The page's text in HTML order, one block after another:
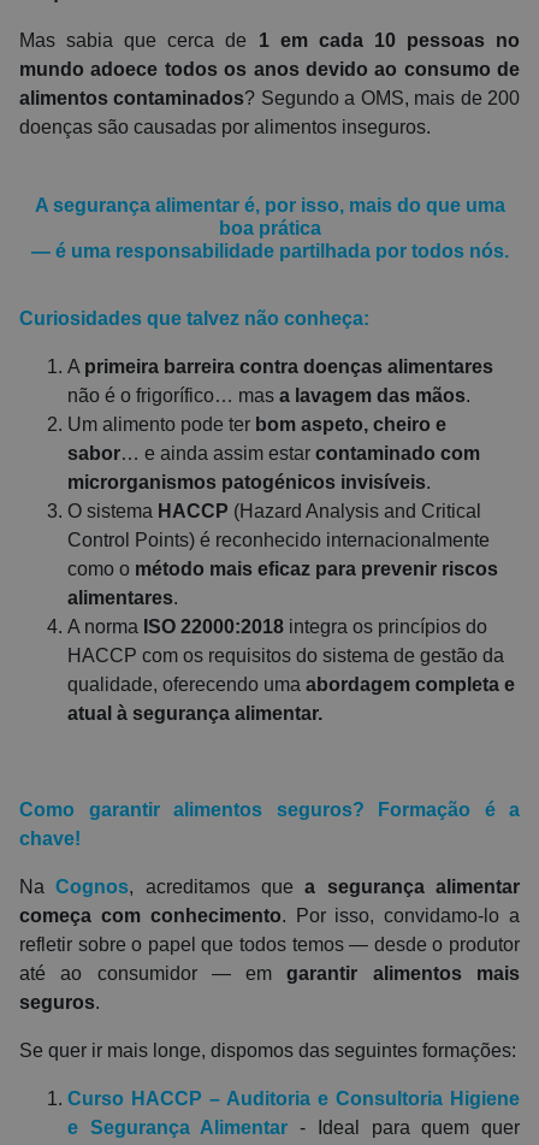
Mas sabia que cerca de 1 em cada 10 pessoas no
mundo adoece todos os anos devido ao consumo de
alimentos contaminados? Segundo a OMS, mais de 200
doenças são causadas por alimentos inseguros.
A segurança alimentar é, por isso, mais do que uma
boa prática
— é uma responsabilidade partilhada por todos nós.
Curiosidades que talvez não conheça:
A primeira barreira contra doenças alimentares
não é o frigorífico… mas a lavagem das mãos.
Um alimento pode ter bom aspeto, cheiro e
sabor… e ainda assim estar contaminado com
microrganismos patogénicos invisíveis.
O sistema HACCP (Hazard Analysis and Critical
Control Points) é reconhecido internacionalmente
como o método mais eficaz para prevenir riscos
alimentares.
A norma ISO 22000:2018 integra os princípios do
HACCP com os requisitos do sistema de gestão da
qualidade, oferecendo uma abordagem completa e
atual à segurança alimentar.
Como garantir alimentos seguros? Formação é a
chave!
NaCognos, acreditamos quea segurança alimentar
começa com conhecimento. Por isso, convidamo-lo a
refletir sobre o papel que todos temos — desde o produtor
até ao consumidor — emgarantir alimentos mais
seguros.
Se quer ir mais longe, dispomos das seguintes formações:
Curso HACCP – Auditoria e Consultoria Higiene
e Segurança Alimentar - Ideal para quem quer